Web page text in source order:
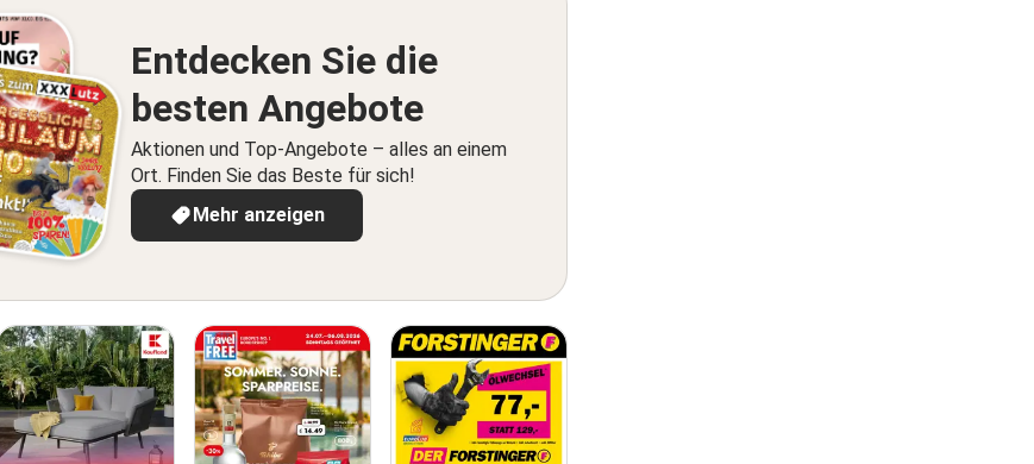
Entdecken Sie die
besten Angebote
Aktionen und Top-Angebote – alles an einem
Ort. Finden Sie das Beste für sich!
Mehr anzeigen